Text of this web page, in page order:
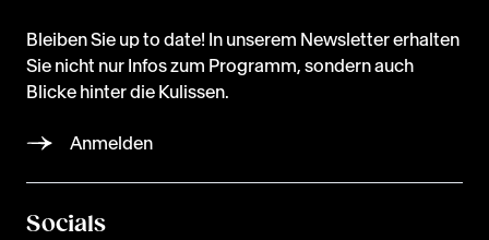
Bleiben Sie up to date! In unserem Newsletter erhalten
Sie nicht nur Infos zum Programm, sondern auch
Blicke hinter die Kulissen.
Anmelden
Socials